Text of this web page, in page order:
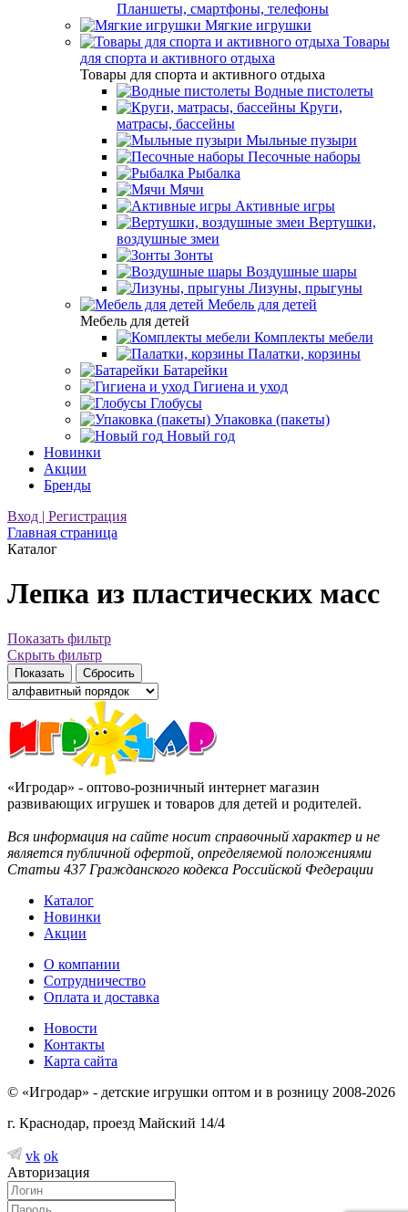
Планшеты, смартфоны, телефоны
Мягкие игрушки
Товары
для спорта и активного отдыха
Товары для спорта и активного отдыха
Водные пистолеты
Круги,
матрасы, бассейны
Мыльные пузыри
Песочные наборы
Рыбалка
Мячи
Активные игры
Вертушки,
воздушные змеи
Зонты
Воздушные шары
Лизуны, прыгуны
Мебель для детей
Мебель для детей
Комплекты мебели
Палатки, корзины
Батарейки
Гигиена и уход
Глобусы
Упаковка (пакеты)
Новый год
Новинки
Акции
Бренды
Вход | Регистрация
Главная страница
Каталог
Лепка из пластических масс
Показать фильтр
Скрыть фильтр
«Игродар» - оптово-розничный интернет магазин
развивающих игрушек и товаров для детей и родителей.
Вся информация на сайте носит справочный характер и не
является публичной офертой, определяемой положениями
Статьи 437 Гражданского кодекса Российской Федерации
Каталог
Новинки
Акции
О компании
Сотрудничество
Оплата и доставка
Новости
Контакты
Карта сайта
© «Игродар» - детские игрушки оптом и в розницу 2008-2026
г. Краснодар, проезд Майский 14/4
vk ok
Авторизация